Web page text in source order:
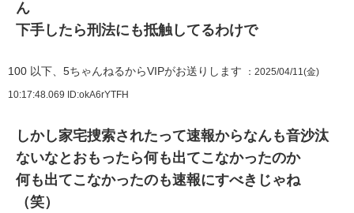
ん
下手したら刑法にも抵触してるわけで
100 以下、5ちゃんねるからVIPがお送りします ：2025/04/11(金)
10:17:48.069 ID:okA6rYTFH
しかし家宅捜索されたって速報からなんも音沙汰
ないなとおもったら何も出てこなかったのか
何も出てこなかったのも速報にすべきじゃね
（笑）